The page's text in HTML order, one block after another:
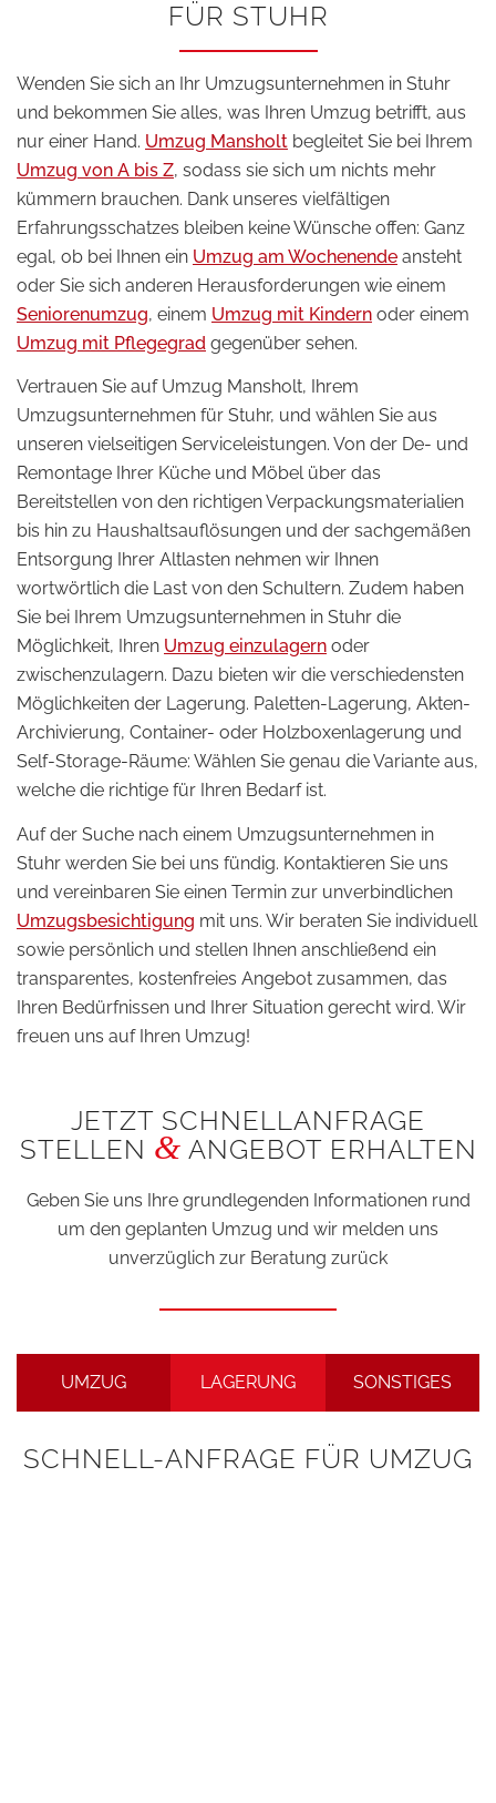
FÜR STUHR
Wenden Sie sich an Ihr Umzugsunternehmen in Stuhr
und bekommen Sie alles, was Ihren Umzug betrifft, aus
nur einer Hand. Umzug Mansholt begleitet Sie bei Ihrem
Umzug von A bis Z, sodass sie sich um nichts mehr
kümmern brauchen. Dank unseres vielfältigen
Erfahrungsschatzes bleiben keine Wünsche offen: Ganz
egal, ob bei Ihnen ein Umzug am Wochenende ansteht
oder Sie sich anderen Herausforderungen wie einem
Seniorenumzug, einem Umzug mit Kindern oder einem
Umzug mit Pflegegrad gegenüber sehen.
Vertrauen Sie auf Umzug Mansholt, Ihrem
Umzugsunternehmen für Stuhr, und wählen Sie aus
unseren vielseitigen Serviceleistungen. Von der De- und
Remontage Ihrer Küche und Möbel über das
Bereitstellen von den richtigen Verpackungsmaterialien
bis hin zu Haushaltsauflösungen und der sachgemäßen
Entsorgung Ihrer Altlasten nehmen wir Ihnen
wortwörtlich die Last von den Schultern. Zudem haben
Sie bei Ihrem Umzugsunternehmen in Stuhr die
Möglichkeit, Ihren Umzug einzulagern oder
zwischenzulagern. Dazu bieten wir die verschiedensten
Möglichkeiten der Lagerung. Paletten-Lagerung, Akten-
Archivierung, Container- oder Holzboxenlagerung und
Self-Storage-Räume: Wählen Sie genau die Variante aus,
welche die richtige für Ihren Bedarf ist.
Auf der Suche nach einem Umzugsunternehmen in
Stuhr werden Sie bei uns fündig. Kontaktieren Sie uns
und vereinbaren Sie einen Termin zur unverbindlichen
Umzugsbesichtigung mit uns. Wir beraten Sie individuell
sowie persönlich und stellen Ihnen anschließend ein
transparentes, kostenfreies Angebot zusammen, das
Ihren Bedürfnissen und Ihrer Situation gerecht wird. Wir
freuen uns auf Ihren Umzug!
JETZT SCHNELLANFRAGE
STELLEN & ANGEBOT ERHALTEN
Geben Sie uns Ihre grundlegenden Informationen rund
um den geplanten Umzug und wir melden uns
unverzüglich zur Beratung zurück
UMZUG LAGERUNG SONSTIGES
SCHNELL-ANFRAGE FÜR UMZUG